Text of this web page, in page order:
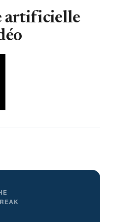
artificielle